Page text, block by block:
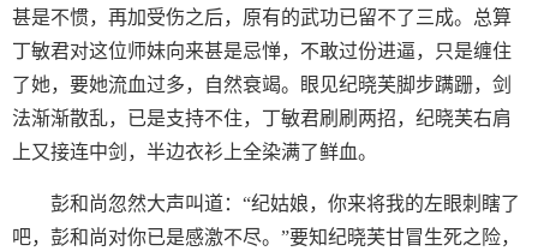
甚是不惯，再加受伤之后，原有的武功已留不了三成。总算
丁敏君对这位师妹向来甚是忌惮，不敢过份进逼，只是缠住
了她，要她流血过多，自然衰竭。眼见纪晓芙脚步蹒跚，剑
法渐渐散乱，已是支持不住，丁敏君刷刷两招，纪晓芙右肩
上又接连中剑，半边衣衫上全染满了鲜血。
彭和尚忽然大声叫道：“纪姑娘，你来将我的左眼刺瞎了
吧，彭和尚对你已是感激不尽。”要知纪晓芙甘冒生死之险，